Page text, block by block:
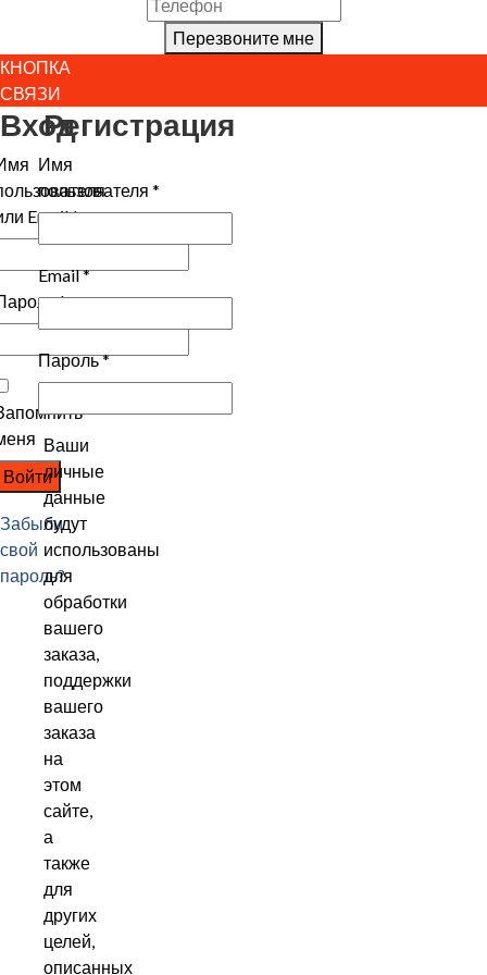
Перезвоните мне
КНОПКА
СВЯЗИ
Вход
Email*
*
Войти
Забыли
свой
пароль?
Регистрация
Имя
пользователя *
Email*
Пароль*
Ваши
личные
данные
будут
использованы
для
обработки
вашего
заказа,
поддержки
вашего
заказа
на
этом
сайте,
а
также
для
других
целей,
описанных